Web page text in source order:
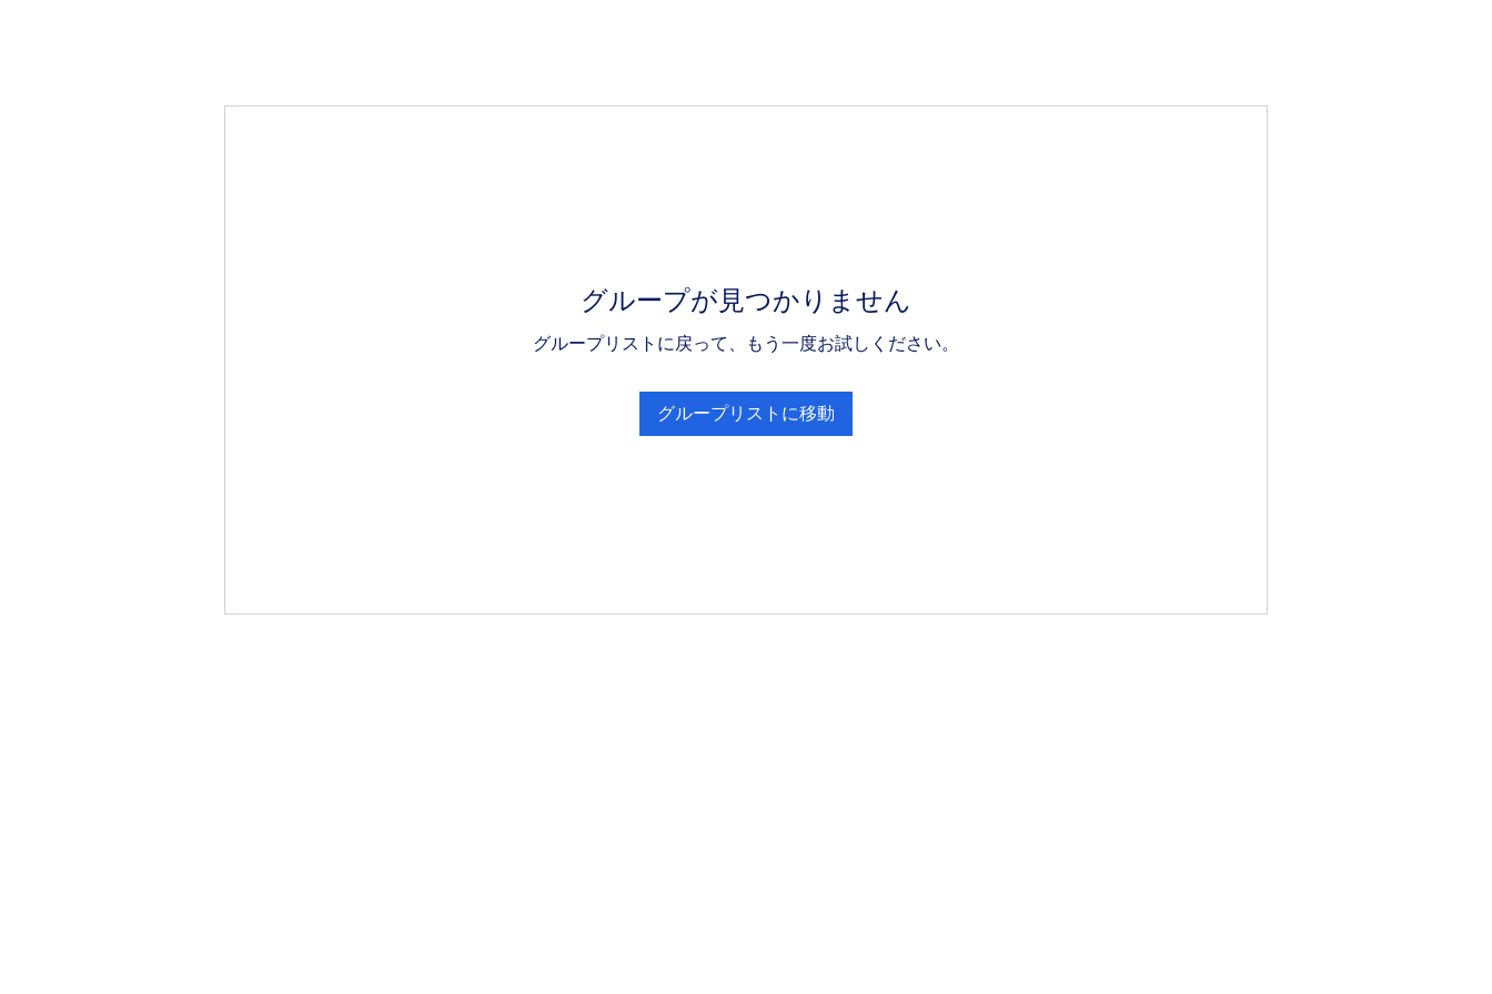
グループが見つかりません
グループリストに戻って、もう一度お試しください。
グループリストに移動